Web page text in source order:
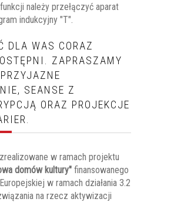
należy przełączyć aparat
indukcyjny "T".
DLA WAS CORAZ
ZAPRASZAMY
SEANSE Z
ORAZ PROJEKCJE
w ramach projektu
domów kultury" finansowanego
w ramach działania 3.2
na rzecz aktywizacji